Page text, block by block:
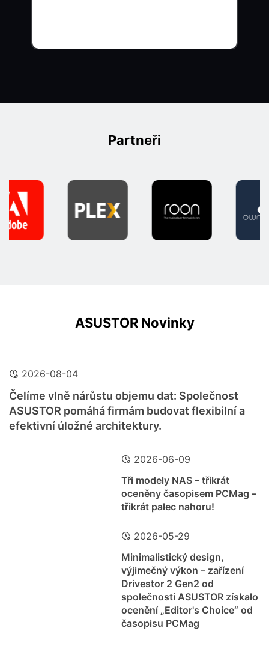
Partneři
ASUSTOR Novinky
2026-08-04
Čelíme vlně nárůstu objemu dat: Společnost
ASUSTOR pomáhá firmám budovat flexibilní a
efektivní úložné architektury.
2026-06-09
Tři modely NAS – třikrát
oceněny časopisem PCMag –
třikrát palec nahoru!
2026-05-29
Minimalistický design,
výjimečný výkon – zařízení
Drivestor 2 Gen2 od
společnosti ASUSTOR získalo
ocenění „Editor's Choice“ od
časopisu PCMag